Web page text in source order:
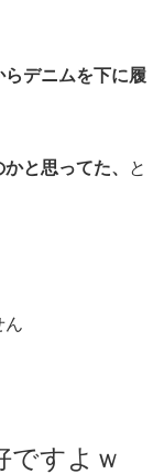
らデニムを下に履
と思ってた、
と
ん
ですよｗ